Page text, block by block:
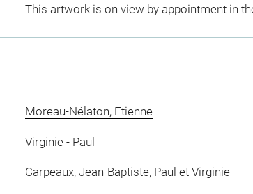
This artwork is on view by appointment in
Moreau-Nélaton, Etienne
Virginie- Paul
Carpeaux, Jean-Baptiste, Paul et Virginie